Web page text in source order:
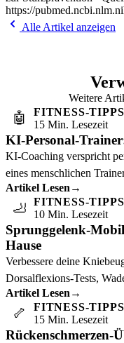
https://
Alle Artikel anzeigen
Weitere
🤖
FITNESS-TIPPS
15 Min. Lesezeit
KI-Personal-
KI-Coaching verspricht
eines menschlichen
wer am meisten davon
Artikel Lesen →
🦶
FITNESS-TIPPS
10 Min. Lesezeit
Sprunggelenk-
Hause
Verbessere deine
Dorsalflexions-Tests,
Minuten-Routine.
Artikel Lesen →
🦴
FITNESS-TIPPS
15 Min. Lesezeit
Rückenschmerzen-